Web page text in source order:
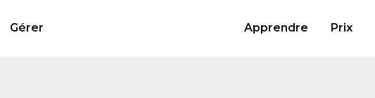
Gérer Apprendre Prix